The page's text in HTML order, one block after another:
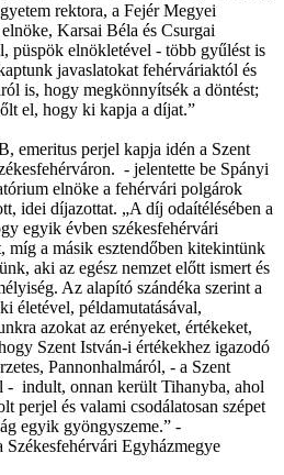
rektora, a Fejér Megyei
Karsai Béla és Csurgai
püspök elnökletével - több gyűlést is
javaslatokat fehérváriaktól és
is, hogy megkönnyítsék a döntést;
el, hogy ki kapja a díjat.”
emeritus perjel kapja idén a Szent
- jelentette be Spányi
elnöke a fehérvári polgárok
idei díjazottat. „A díj odaítélésében a
egyik évben székesfehérvári
míg a másik esztendőben kitekintünk
aki az egész nemzet előtt ismert és
Az alapító szándéka szerint a
életével, példamutatásával,
azokat az erényeket, értékeket,
Szent István-i értékekhez igazodó
Pannonhalmáról, - a Szent
- indult, onnan került Tihanyba, ahol
perjel és valami csodálatosan szépet
egyik gyöngyszeme.” -
Egyházmegye